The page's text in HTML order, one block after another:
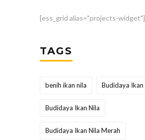
[ess_grid alias="projects-widget"]
TAGS
benih ikan nila Budidaya Ikan
Budidaya Ikan Nila
Budidaya Ikan Nila Merah